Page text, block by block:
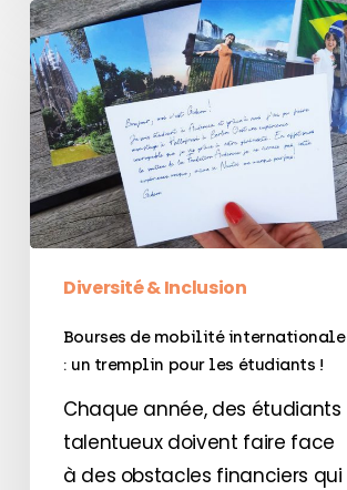
Bourses
de
mobilité
internationale
:
un
tremplin
pour
Diversité & Inclusion
Bourses de mobilité internationale
: un tremplin pour les étudiants !
Chaque année, des étudiants
talentueux doivent faire face
à des obstacles financiers qui